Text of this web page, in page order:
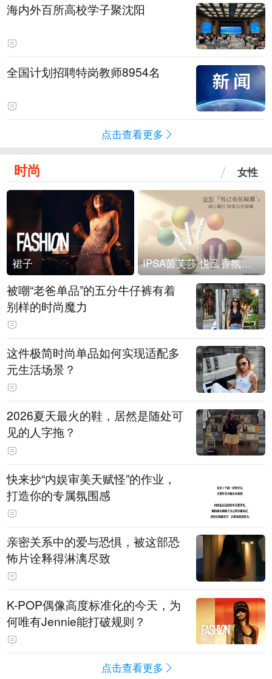
海内外百所高校学子聚沈阳
全国计划招聘特岗教师8954名
点击查看更多
时尚 女性
裙子 IPSA茵芙莎 悦己香氛凝露上市
被嘲“老爸单品”的五分牛仔裤有着
别样的时尚魔力
这件极简时尚单品如何实现适配多
元生活场景？
2026夏天最火的鞋，居然是随处可
见的人字拖？
快来抄“内娱审美天赋怪”的作业，
打造你的专属氛围感
亲密关系中的爱与恐惧，被这部恐
怖片诠释得淋漓尽致
K-POP偶像高度标准化的今天，为
何唯有Jennie能打破规则？
点击查看更多